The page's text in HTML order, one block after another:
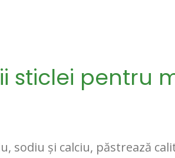
sticlei pentru
sodiu și calciu, păstrează